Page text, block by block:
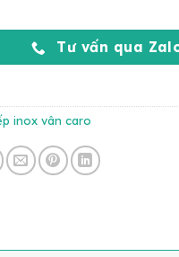
Tư vấn qua
inox vân caro